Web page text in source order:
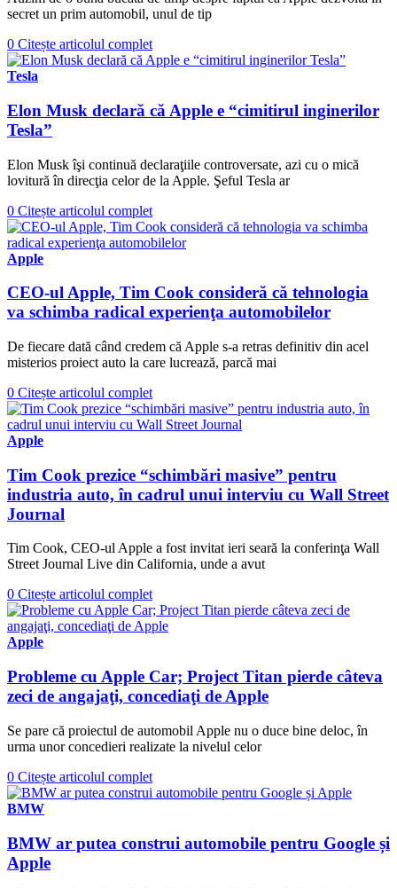
secret un prim automobil, unul de tip
0 Citește articolul complet
Tesla
Elon Musk declară că Apple e “cimitirul inginerilor
Tesla”
Elon Musk îşi continuă declaraţiile controversate, azi cu o mică
lovitură în direcţia celor de la Apple. Şeful Tesla ar
0 Citește articolul complet
Apple
CEO-ul Apple, Tim Cook consideră că tehnologia
va schimba radical experienţa automobilelor
De fiecare dată când credem că Apple s-a retras definitiv din acel
misterios proiect auto la care lucrează, parcă mai
0 Citește articolul complet
Apple
Tim Cook prezice “schimbări masive” pentru
industria auto, în cadrul unui interviu cu Wall Street
Journal
Tim Cook, CEO-ul Apple a fost invitat ieri seară la conferinţa Wall
Street Journal Live din California, unde a avut
0 Citește articolul complet
Apple
Probleme cu Apple Car; Project Titan pierde câteva
zeci de angajaţi, concediaţi de Apple
Se pare că proiectul de automobil Apple nu o duce bine deloc, în
urma unor concedieri realizate la nivelul celor
0 Citește articolul complet
BMW
BMW ar putea construi automobile pentru Google și
Apple